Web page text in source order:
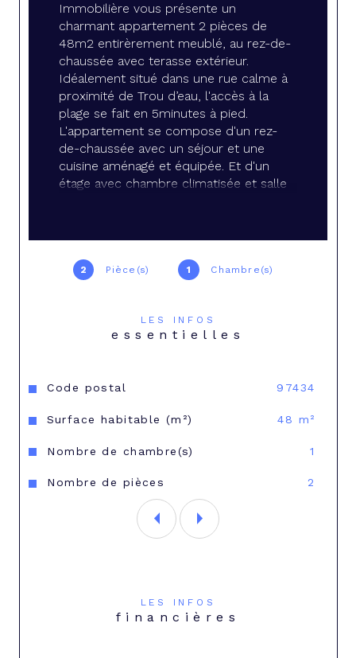
2 Pièce(s) 1 Chambre(s)
LES INFOS
essentielles
Caractéristiques Valeurs
Code postal 97434
Surface habitable (m²) 48 m²
Nombre de chambre(s) 1
Nombre de pièces 2
Immobilière vous présente un
charmant appartement 2 pièces de
48m2 entirèrement meublé, au rez-de-
chaussée avec terasse extérieur.
Idéalement situé dans une rue calme à
proximité de Trou d’eau, l'accès à la
plage se fait en 5minutes à pied.
L'appartement se compose d'un rez-
de-chaussée avec un séjour et une
cuisine aménagé et équipée. Et d'un
étage avec chambre climatisée et salle
Loyer : 995€ (Eau et électricité à la
Honoraires de location : 528€
LES INFOS
financières